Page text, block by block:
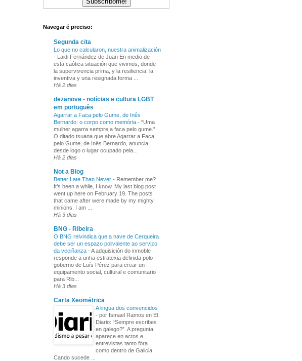
Navegar é preciso:
Segunda cita
Lo que no calcularon, nuestra animalización
- Laidi Fernández de Juan En medio de
esta caótica situación que vivimos, donde
la supervivencia prima, y la resiliencia, la
inventiva y una resignada forma ...
Há 2 dias
dezanove - notícias e cultura LGBT
em português
Agarrar a Faca pelo Gume, de Inês
Bernardo: o corpo como memória - “Uma
mulher agarra sempre a faca pelo gume.”
O ditado tsuana que abre Agarrar a Faca
pelo Gume, de Inês Bernardo, anuncia
desde logo o lugar ocupado pela...
Há 2 dias
Not a Blog
Better Late Than Never - Remember me?
It’s been a while, I know. My last blog post
went up here on February 19. The posts
that came after were made by my mighty
minions. I am ...
Há 3 dias
BNG - Ribeira
O BNG reivindica que a nave de Cerqueira
debe ser un espazo polivalente ao servizo
da veciñanza - A adquisición do inmoble
responde a unha estratexia definida polo
goberno de Luís Pérez para crear un
equipamento social, cultural e comunitario
para Rib...
Há 3 dias
Carta Xeométrica
A lingua dos convencidos
- por Ismael Ramos en El
Diario: “Sempre escribes
en galego?”. A pregunta
aparece en actos e
entrevistas tanto fóra
como dentro de Galicia.
Cando sucede ...